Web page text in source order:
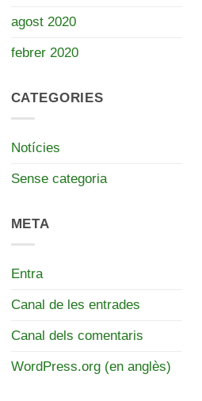
agost 2020
febrer 2020
CATEGORIES
Notícies
Sense categoria
META
Entra
Canal de les entrades
Canal dels comentaris
WordPress.org (en anglès)